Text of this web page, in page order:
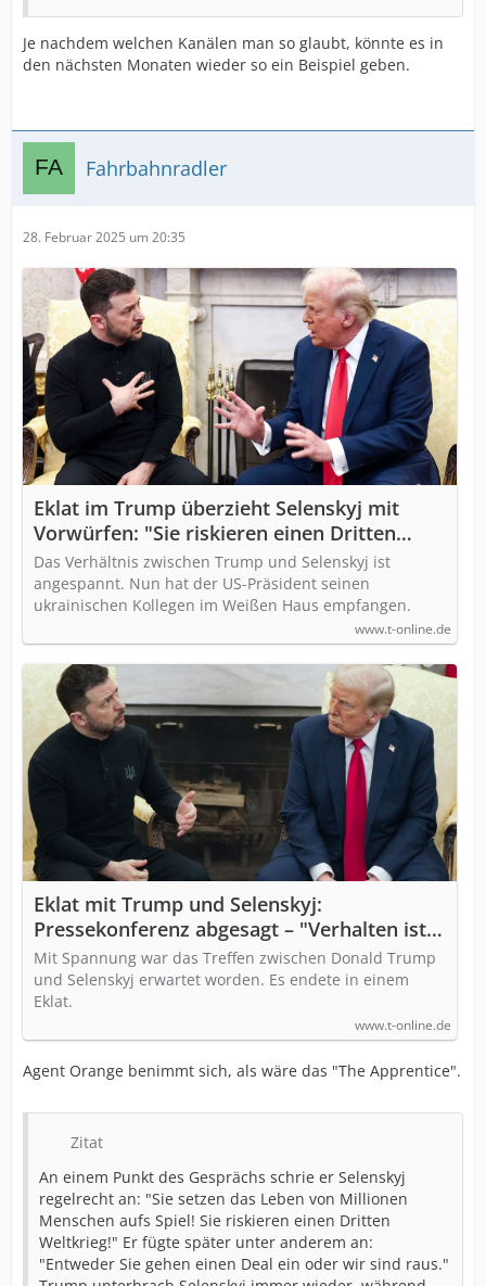
Je nachdem welchen Kanälen man so glaubt, könnte es in
den nächsten Monaten wieder so ein Beispiel geben.
Fahrbahnradler
28. Februar 2025 um 20:35
Eklat im Trump überzieht Selenskyj mit
Vorwürfen: "Sie riskieren einen Dritten
Weltkrieg"
Das Verhältnis zwischen Trump und Selenskyj ist
angespannt. Nun hat der US-Präsident seinen
ukrainischen Kollegen im Weißen Haus empfangen.
www.t-online.de
Eklat mit Trump und Selenskyj:
Pressekonferenz abgesagt – "Verhalten ist
respektlos"
Mit Spannung war das Treffen zwischen Donald Trump
und Selenskyj erwartet worden. Es endete in einem
Eklat.
www.t-online.de
Agent Orange benimmt sich, als wäre das "The Apprentice".
Zitat
An einem Punkt des Gesprächs schrie er Selenskyj
regelrecht an: "Sie setzen das Leben von Millionen
Menschen aufs Spiel! Sie riskieren einen Dritten
Weltkrieg!" Er fügte später unter anderem an:
"Entweder Sie gehen einen Deal ein oder wir sind raus."